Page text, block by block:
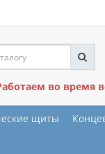
во время
щиты